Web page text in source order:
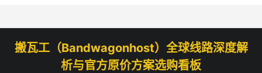
搬瓦工（Bandwagonhost）全球线路深度解
析与官方原价方案选购看板